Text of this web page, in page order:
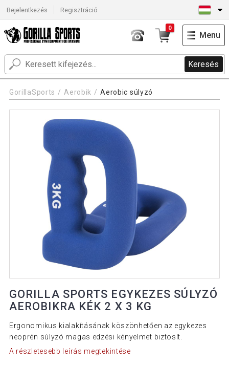
Bejelentkezés Regisztráció
Keresés
0
Menu
GorillaSports Aerobik Aerobic súlyzó
GORILLA SPORTS EGYKEZES SÚLYZÓ
AEROBIKRA KÉK 2 X 3 KG
Ergonomikus kialakításának köszönhetően az egykezes
neoprén súlyzó magas edzési kényelmet biztosít.
A részletesebb leírás megtekintése